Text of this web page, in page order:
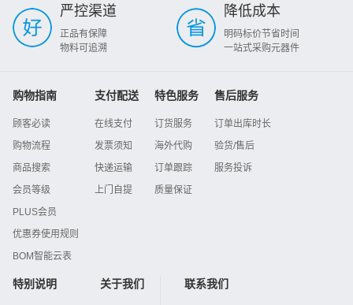
严控渠道
正品有保障
物料可追溯
降低成本
明码标价节省时间
一站式采购元器件
购物指南
顾客必读
购物流程
商品搜索
会员等级
PLUS会员
优惠券使用规则
BOM智能云表
支付配送
在线支付
发票须知
快递运输
上门自提
特色服务
订货服务
海外代购
订单跟踪
质量保证
售后服务
订单出库时长
验货/售后
服务投诉
特别说明 关于我们 联系我们